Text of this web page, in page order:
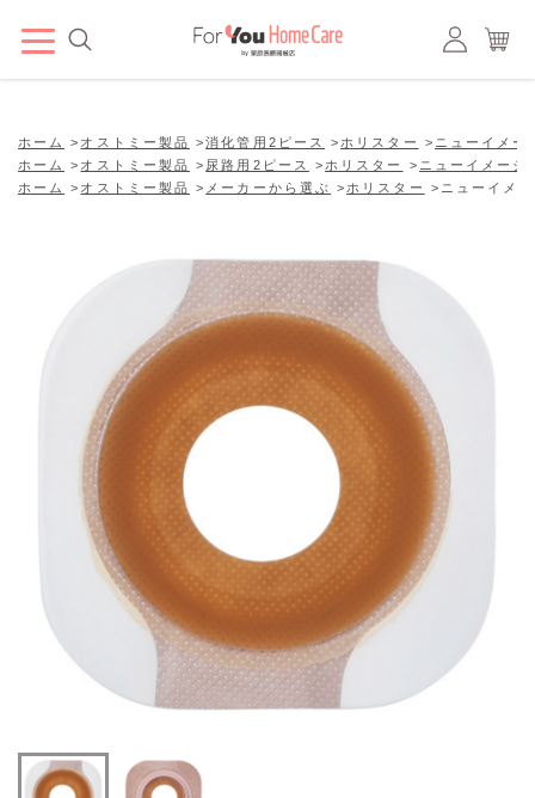
ホーム > オストミー製品 >消化管用2ピース > ホリスター > ニューイメー
ホーム
> オストミー製品 > 尿路用2ピース > ホリスター > ニューイメージ
ホーム
> オストミー製品 > メーカーから選ぶ > ホリスター > ニューイメ